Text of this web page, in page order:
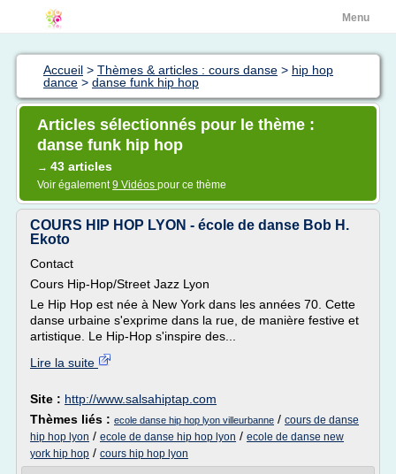
Menu
Accueil > Thèmes & articles : cours danse > hip hop
dance > danse funk hip hop
Articles sélectionnés pour le thème :
danse funk hip hop
→ 43 articles
Voir également9 Vidéos pour ce thème
COURS HIP HOP LYON - école de danse Bob H.
Ekoto
Contact
Cours Hip-Hop/Street Jazz Lyon
Le Hip Hop est née à New York dans les années 70. Cette
danse urbaine s'exprime dans la rue, de manière festive et
artistique. Le Hip-Hop s'inspire des...
Lire la suite
Site : http://www.salsahiptap.com
Thèmes liés : ecole danse hip hop lyon villeurbanne / cours de danse
hip hop lyon / ecole de danse hip hop lyon / ecole de danse new
york hip hop / cours hip hop lyon